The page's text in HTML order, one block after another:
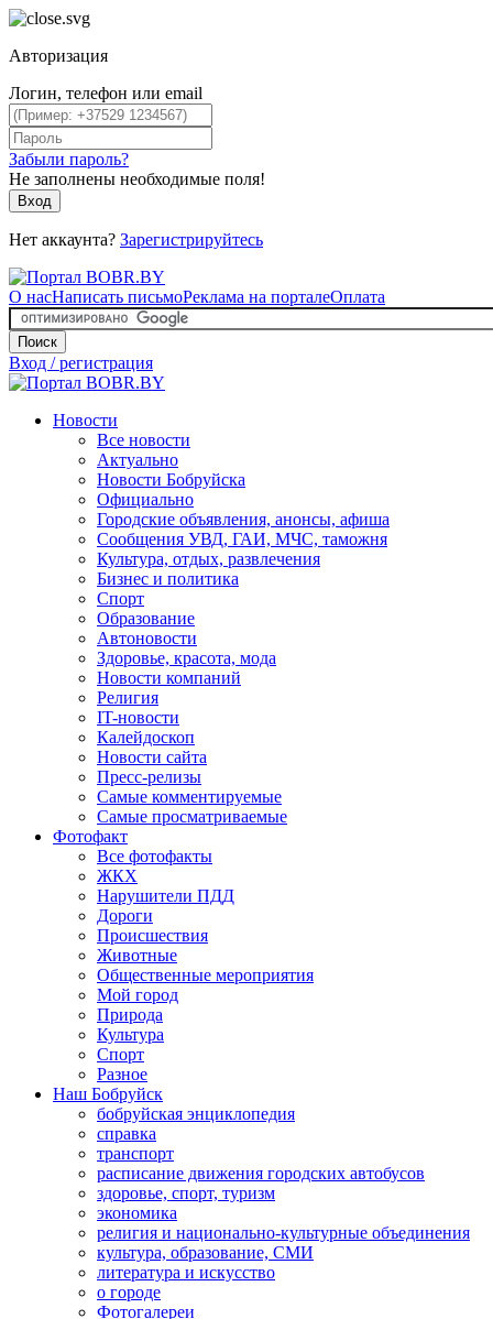
Авторизация
Логин, телефон или email
Забыли пароль?
Не заполнены необходимые поля!
Вход
Нет аккаунта? Зарегистрируйтесь
О насНаписать письмоРеклама на порталеОплата
Поиск
Вход / регистрация
Новости
Все новости
Актуально
Новости Бобруйска
Официально
Городские объявления, анонсы, афиша
Сообщения УВД, ГАИ, МЧС, таможня
Культура, отдых, развлечения
Бизнес и политика
Спорт
Образование
Автоновости
Здоровье, красота, мода
Новости компаний
Религия
IT-новости
Калейдоскоп
Новости сайта
Пресс-релизы
Самые комментируемые
Самые просматриваемые
Фотофакт
Все фотофакты
ЖКХ
Нарушители ПДД
Дороги
Происшествия
Животные
Общественные мероприятия
Мой город
Природа
Культура
Спорт
Разное
Наш Бобруйск
бобруйская энциклопедия
справка
транспорт
расписание движения городских автобусов
здоровье, спорт, туризм
экономика
религия и национально-культурные объединения
культура, образование, СМИ
литература и искусство
о городе
Фотогалереи